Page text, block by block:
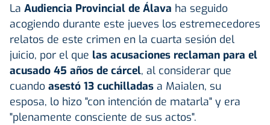
La Audiencia Provincial de Álava ha seguido
acogiendo durante este jueves los estremecedores
relatos de este crimen en la cuarta sesión del
juicio, por el que las acusaciones reclaman para el
acusado 45 años de cárcel, al considerar que
cuando asestó 13 cuchilladas a Maialen, su
esposa, lo hizo "con intención de matarla" y era
"plenamente consciente de sus actos".